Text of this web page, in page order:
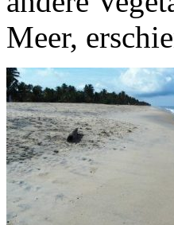
Meer,